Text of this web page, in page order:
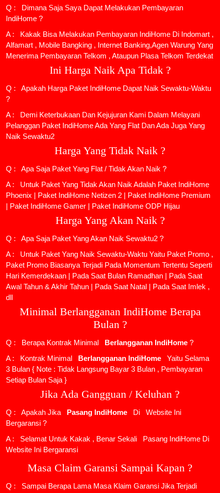
Q : Dimana Saja Saya Dapat Melakukan Pembayaran
IndiHome ?
A : Kakak Bisa Melakukan Pembayaran IndiHome Di Indomart ,
Alfamart , Mobile Bangking , Internet Banking,Agen Warung Yang
Menerima Pembayaran Telkom , Ataupun Plasa Telkom Terdekat
Ini Harga Naik Apa Tidak ?
Q : Apakah Harga Paket IndiHome Dapat Naik Sewaktu-Waktu
?
A : Demi Keterbukaan Dan Kejujuran Kami Dalam Melayani
Pelanggan Paket IndiHome Ada Yang Flat Dan Ada Juga Yang
Naik Sewaktu2
Harga Yang Tidak Naik ?
Q : Apa Saja Paket Yang Flat / Tidak Akan Naik ?
A : Untuk Paket Yang Tidak Akan Naik Adalah Paket IndiHome
Phoenix | Paket IndiHome Netizen 2 | Paket IndiHome Premium
| Paket IndiHome Gamer | Paket IndiHome ODP Hijau
Harga Yang Akan Naik ?
Q : Apa Saja Paket Yang Akan Naik Sewaktu2 ?
A : Untuk Paket Yang Naik Sewaktu-Waktu Yaitu Paket Promo ,
Paket Promo Biasanya Terjadi Pada Momentum Tertentu Seperti
Hari Kemerdekaan | Pada Saat Bulan Ramadhan | Pada Saat
Awal Tahun & Akhir Tahun | Pada Saat Natal | Pada Saat Imlek ,
dll
Minimal Berlangganan IndiHome Berapa
Bulan ?
Q : Berapa Kontrak Minimal Berlangganan IndiHome ?
A : Kontrak Minimal
Berlangganan IndiHome
Yaitu Selama
3 Bulan { Note : Tidak Langsung Bayar 3 Bulan , Pembayaran
Setiap Bulan Saja }
Jika Ada Gangguan / Keluhan ?
Q : Apakah Jika Pasang IndiHome Di
Website Ini
Bergaransi ?
A : Selamat Untuk Kakak , Benar Sekali
Pasang IndiHome Di
Website Ini Bergaransi
Masa Claim Garansi Sampai Kapan ?
Q : Sampai Berapa Lama Masa Klaim Garansi Jika Terjadi